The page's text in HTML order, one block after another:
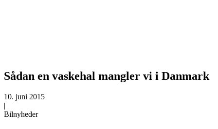
Sådan en vaskehal mangler vi i Danmark
10. juni 2015
|
Bilnyheder